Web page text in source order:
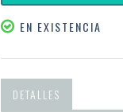
EN EXISTENCIA
DETALLES